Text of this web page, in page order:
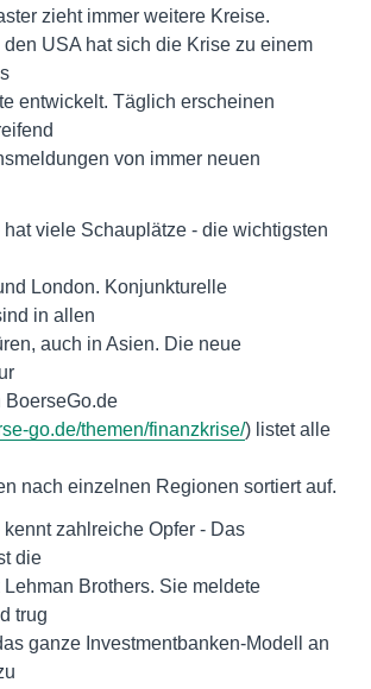
zieht immer weitere Kreise.
USA hat sich die Krise zu einem
entwickelt. Täglich erscheinen
von immer neuen
viele Schauplätze - die wichtigsten
London. Konjunkturelle
in allen
auch in Asien. Die neue
BoerseGo.de
go.de/themen/finanzkrise/) listet alle
nach einzelnen Regionen sortiert auf.
zahlreiche Opfer - Das
die
Lehman Brothers. Sie meldete
trug
ganze Investmentbanken-Modell an